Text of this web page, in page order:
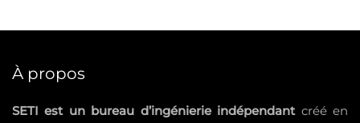
À propos
SETI est un bureau d’ingénierie indépendantcréé en